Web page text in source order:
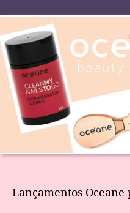
Lançamentos Oceane